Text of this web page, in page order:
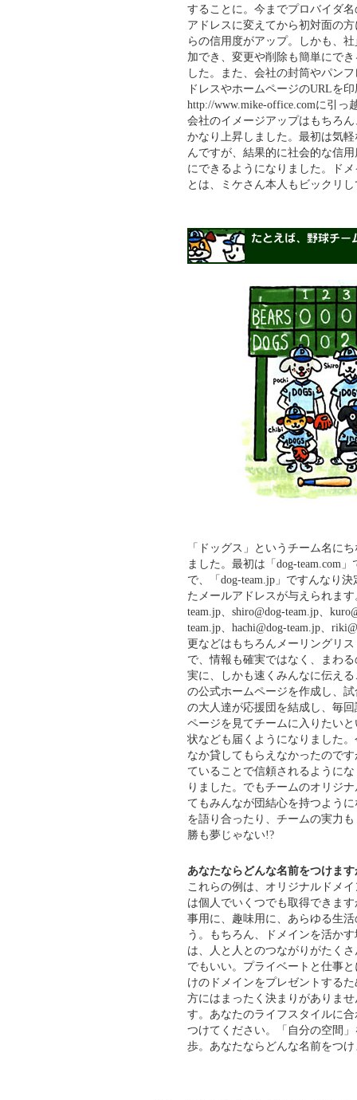
することに。今までプロバイダ
アドレスに変えてから初対面の
らの信用度がアップ。しかも、
加でき、変更や削除も簡単にで
した。また、会社の封筒やパン
ドレスやホームページのURLを
http://www.mike-office.comに引
会社のイメージアップはもちろ
かなり上昇しました。最初は気
んですが、結果的に社会的な信
にできるようになりました。ド
とは、ミケさん本人もビックリ
「ドッグス」というチーム名に
ました。最初は「dog-team.com
で、「dog-team.jp」ですんなり
たメールアドレスが与えられます
team.jp、shiro@dog-team.jp、
team.jp、hachi@dog-team.jp、
更などはもちろんメーリングリ
で、情報も確実ではなく、まわ
実に、しかも速くみんなに伝え
の公式ホームページを作成し、
の大人達が応援団を結成し、毎
ページを見てチームに入りたい
状なども届くようになりました
なか貸してもらえなかったので
ていることで信頼されるように
りました。でもチームのオリジ
てもみんなが団結心を持つよう
を語り合ったり、チームの実力
勝も夢じゃない!?
あなたならどんな名前をつけま
これらの例は、オリジナルドメ
は個人でいくつでも取得できま
事用に、趣味用に、あらゆる生
う。もちろん、ドメインを活か
は、人と人とのつながりがたく
でもいい。プライベートと仕事
けのドメインをプレゼントする
方にはまったく決まりがありま
す。あなたのライフスタイルに
つけてください。「自分の空間
歩。あなたならどんな名前をつ